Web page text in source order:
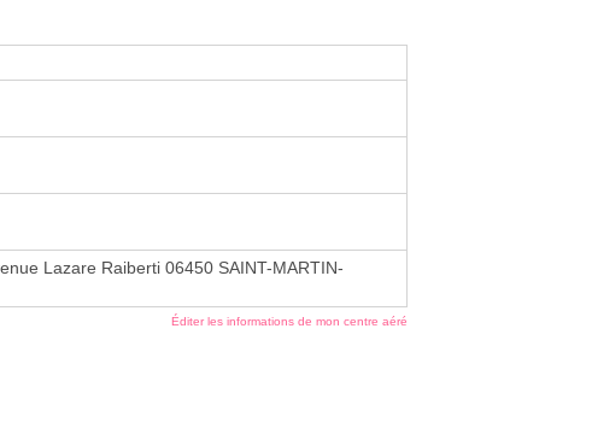
Lazare Raiberti 06450 SAINT-MARTIN-
Éditer les informations de mon centre aéré